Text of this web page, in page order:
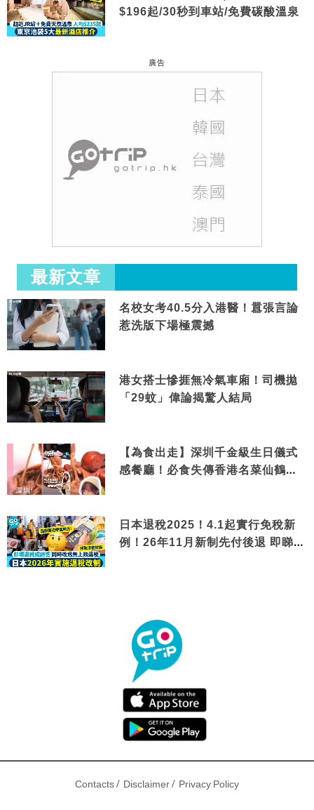
$196起/30秒到車站/免費碳酸溫泉
廣告
最新文章
名校女考40.5分入港醫！囂張言論
惹洗版下場極震撼
港女搭士慘捱無冷氣車廂！司機拋
「29蚊」偉論揭驚人結局
【為食出走】深圳千金級生日儀式
感餐廳！必食失傳香港名菜仙鶴神
日本退稅2025！4.1起實行免稅新
例！26年11月新制先付後退 即睇步
Contacts/ Disclaimer/ Privacy Policy